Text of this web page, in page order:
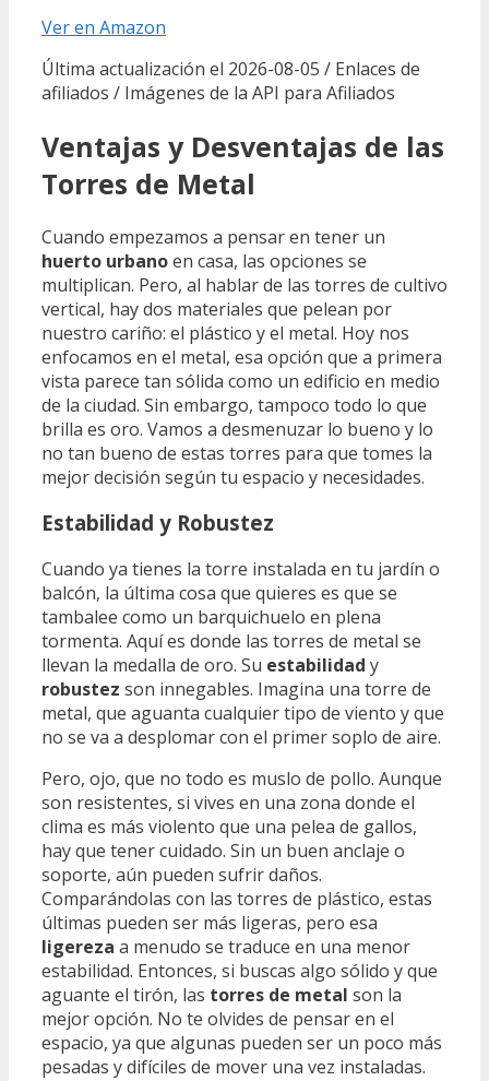
Ver en Amazon
Última actualización el 2026-08-05 / Enlaces de
afiliados / Imágenes de la API para Afiliados
Ventajas y Desventajas de las
Torres de Metal
Cuando empezamos a pensar en tener un
huerto urbanoen casa, las opciones se
multiplican. Pero, al hablar de las torres de cultivo
vertical, hay dos materiales que pelean por
nuestro cariño: el plástico y el metal. Hoy nos
enfocamos en el metal, esa opción que a primera
vista parece tan sólida como un edificio en medio
de la ciudad. Sin embargo, tampoco todo lo que
brilla es oro. Vamos a desmenuzar lo bueno y lo
no tan bueno de estas torres para que tomes la
mejor decisión según tu espacio y necesidades.
Estabilidad y Robustez
Cuando ya tienes la torre instalada en tu jardín o
balcón, la última cosa que quieres es que se
tambalee como un barquichuelo en plena
tormenta. Aquí es donde las torres de metal se
llevan la medalla de oro. Su estabilidad y
robustez son innegables. Imagina una torre de
metal, que aguanta cualquier tipo de viento y que
no se va a desplomar con el primer soplo de aire.
Pero, ojo, que no todo es muslo de pollo. Aunque
son resistentes, si vives en una zona donde el
clima es más violento que una pelea de gallos,
hay que tener cuidado. Sin un buen anclaje o
soporte, aún pueden sufrir daños.
Comparándolas con las torres de plástico, estas
últimas pueden ser más ligeras, pero esa
ligereza a menudo se traduce en una menor
estabilidad. Entonces, si buscas algo sólido y que
aguante el tirón, las torres de metal son la
mejor opción. No te olvides de pensar en el
espacio, ya que algunas pueden ser un poco más
pesadas y difíciles de mover una vez instaladas.